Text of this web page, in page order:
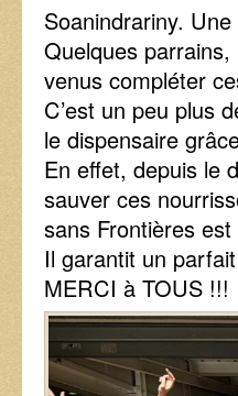
Soanindrariny.
Quelques
venus compléter
C’est un peu plus
le dispensaire
En effet, depuis le
sauver ces
sans Frontières
Il garantit un
MERCI à TOUS !!!